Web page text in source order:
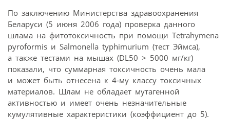
По заключению Министерства здравоохранения
Беларуси (5 июня 2006 года) проверка данного
шлама на фитотоксичность при помощи Tetrahymena
pyroformis и Salmonella typhimurium (тест Эймса),
а также тестами на мышах (DL50 > 5000 мг/кг)
показали, что суммарная токсичность очень мала
и может быть отнесена к 4‑му классу токсичных
материалов. Шлам не обладает мутагенной
активностью и имеет очень незначительные
кумулятивные характеристики (коэффициент до 5).